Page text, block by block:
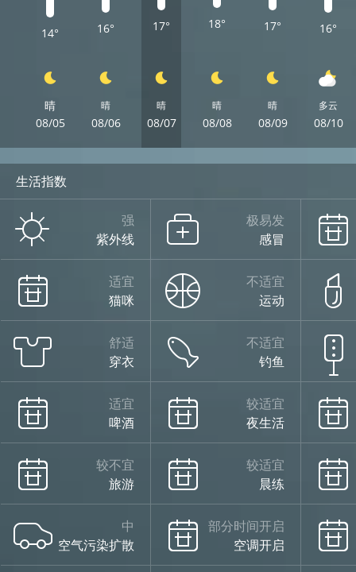
14°
晴
08/05
16°
晴
08/06
17°
晴
08/07
18°
晴
08/08
17°
晴
08/09
16°
多云
08/10
生活指数
强
紫外线
极易发
感冒
适宜
猫咪
不适宜
运动
舒适
穿衣
不适宜
钓鱼
适宜
啤酒
较适宜
夜生活
较不宜
旅游
较适宜
晨练
中
空气污染扩散
部分时间开启
空调开启